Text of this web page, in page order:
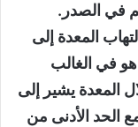
في الصدر.
المعدة إلى
هو في الغالب
المعدة يشير إلى
الحد الأدنى من